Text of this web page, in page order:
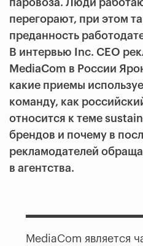
паровоза. Люди
перегорают, при этом
преданность
В интервью Inc. CEO
MediаСom в России
какие приемы
команду, как
относится к теме
брендов и почему в
рекламодателей
в агентства.
MediaCom является